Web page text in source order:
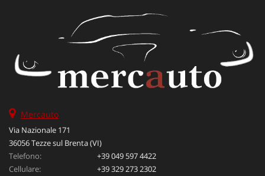
Mercauto
Via Nazionale 171
36056 Tezze sul Brenta (VI)
Telefono:
+39 049 597 4422
Cellulare:
+39 329 273 2302